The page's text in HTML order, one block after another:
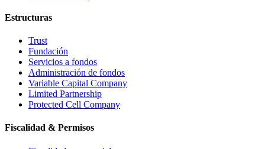
Estructuras
Trust
Fundación
Servicios a fondos
Administración de fondos
Variable Capital Company
Limited Partnership
Protected Cell Company
Fiscalidad & Permisos